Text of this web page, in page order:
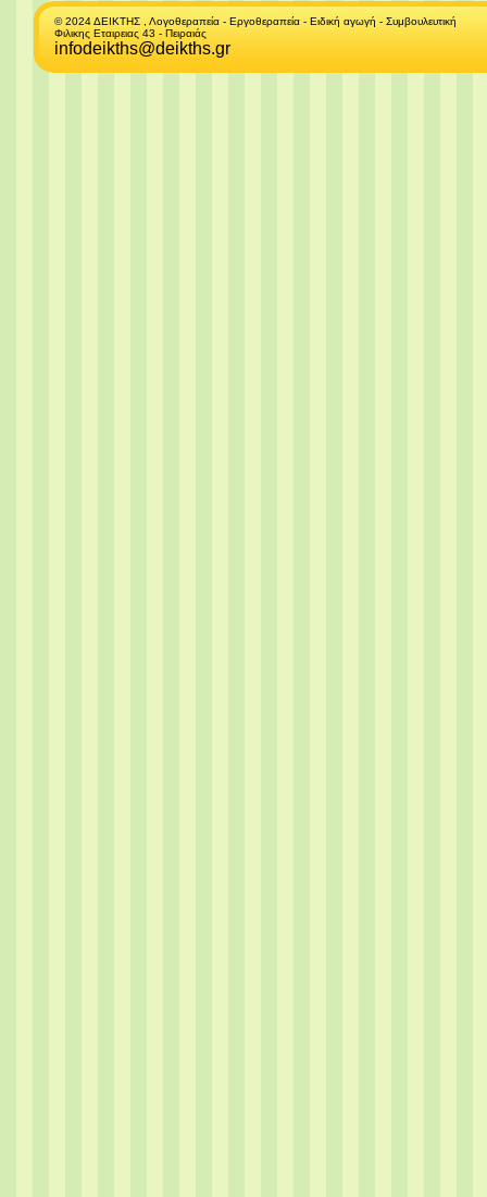
© 2024 ΔΕΙΚΤΗΣ , Λογοθεραπεία - Εργοθεραπεία - Ειδική αγωγή - Συμβουλευτική
Φιλικης Εταιρειας 43 - Πειραιάς
infodeikths@deikths.gr